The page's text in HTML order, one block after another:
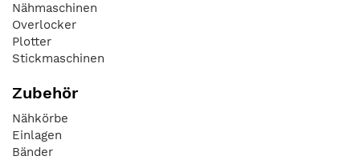
Nähmaschinen
Overlocker
Plotter
Stickmaschinen
Zubehör
Nähkörbe
Einlagen
Bänder